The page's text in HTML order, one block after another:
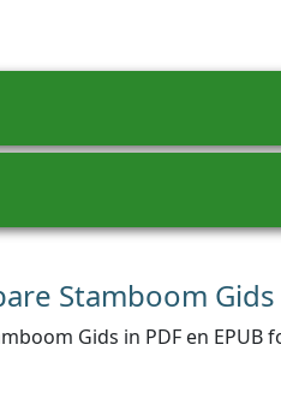
Stamboom
Gids in PDF en EPUB